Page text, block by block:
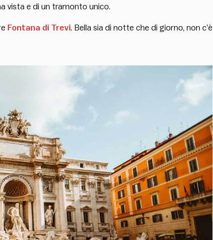
vista e di un tramonto unico.
Fontana di Trevi. Bella sia di notte che di giorno, non c’è